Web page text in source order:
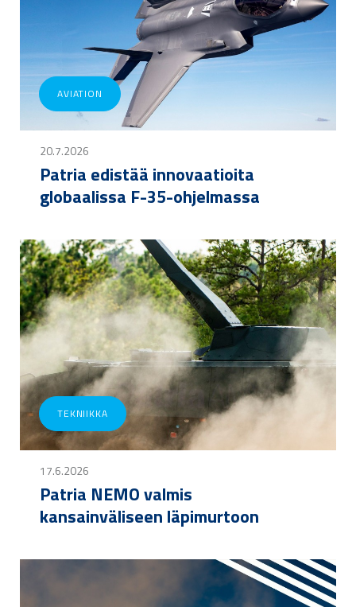
AVIATION
20.7.2026
Patria edistää innovaatioita
globaalissa F-35-ohjelmassa
TEKNIIKKA
17.6.2026
Patria NEMO valmis
kansainväliseen läpimurtoon